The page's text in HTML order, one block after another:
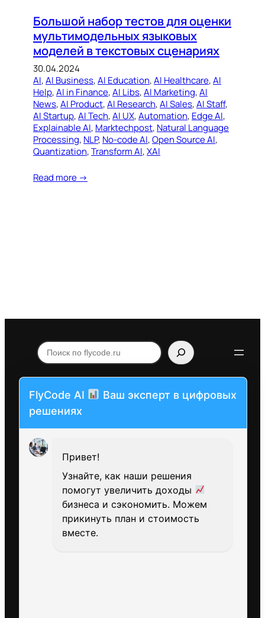
Большой набор тестов для оценки
мультимодельных языковых
моделей в текстовых сценариях
30.04.2024
AI, AI Business, AI Education, AI Healthcare, AI
Help, AI in Finance, AI Libs, AI Marketing, AI
News, AI Product, AI Research, AI Sales, AI Staff
AI Startup, AI Tech, AI UX, Automation, Edge AI
Explainable AI, Marktechpost, Natural Language
Processing, NLP, No-code AI, Open Source AI
Quantization, Transform AI, XAI
Read more →
Поиск
по
FlyCode AI
Ваш эксперт в цифровых
решениях
Привет!
Узнайте, как наши решения
помогут увеличить доходы
бизнеса и сэкономить. Можем
прикинуть план и стоимость
вместе.